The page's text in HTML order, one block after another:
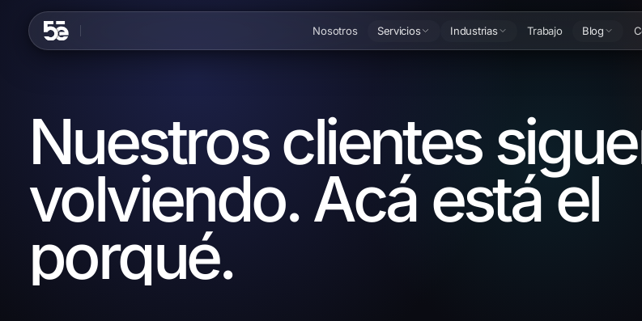
Nosotros Servicios Industrias Trabajo Blog
Nuestros clientes
volviendo. Acá está el
porqué.